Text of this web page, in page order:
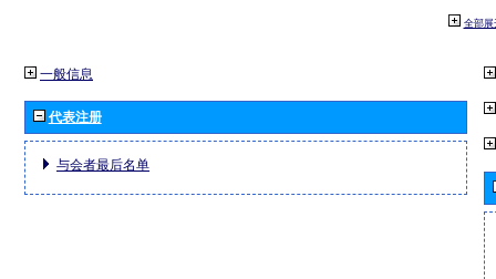
全部展
一般信息
代表注册
与会者最后名单